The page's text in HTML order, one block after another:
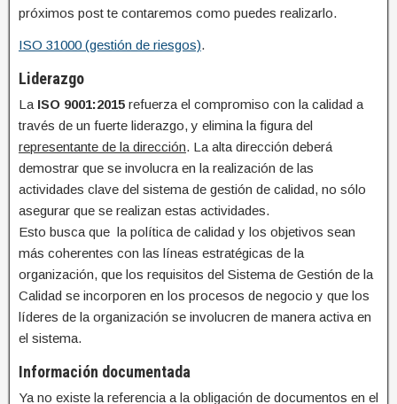
próximos post te contaremos como puedes realizarlo.
ISO 31000 (gestión de riesgos).
Liderazgo
La ISO 9001:2015 refuerza el compromiso con la calidad a
través de un fuerte liderazgo, y elimina la figura del
representante de la dirección. La alta dirección deberá
demostrar que se involucra en la realización de las
actividades clave del sistema de gestión de calidad, no sólo
asegurar que se realizan estas actividades.
Esto busca que la política de calidad y los objetivos sean
más coherentes con las líneas estratégicas de la
organización, que los requisitos del Sistema de Gestión de la
Calidad se incorporen en los procesos de negocio y que los
líderes de la organización se involucren de manera activa en
el sistema.
Información documentada
Ya no existe la referencia a la obligación de documentos en el